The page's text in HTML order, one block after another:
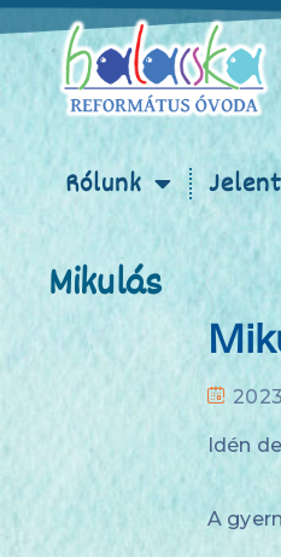
Rólunk
Mikulás
Idén
A